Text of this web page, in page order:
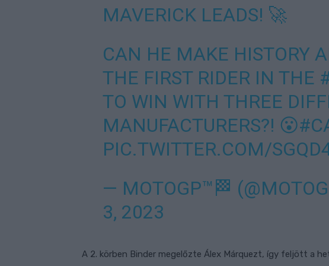
MAVERICK LEADS! 🚀
CAN HE MAKE HISTORY
THE FIRST RIDER IN THE
TO WIN WITH THREE
MANUFACTURERS?! 😮
PIC.TWITTER.COM/
— MOTOGP™🏁
3, 2023
A 2. körben Binder megelőzte Álex Márquezt, így feljött a